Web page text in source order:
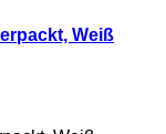
Weiß